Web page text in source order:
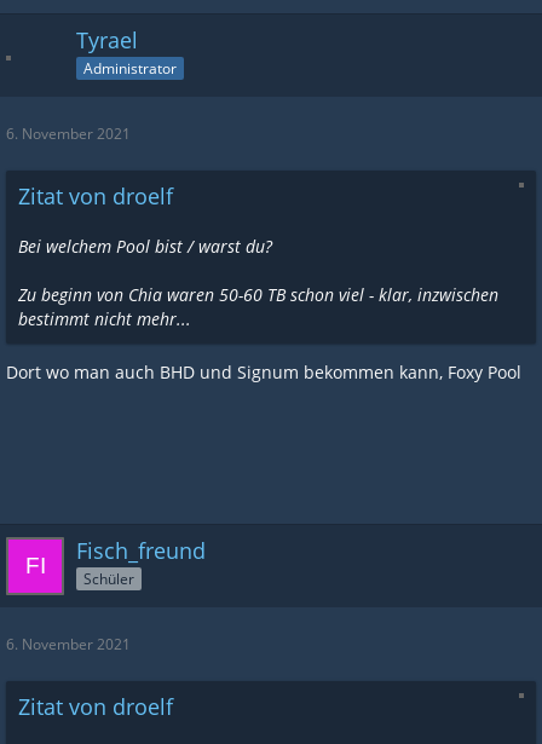
Tyrael
Administrator
6. November 2021
Zitat von droelf
Bei welchem Pool bist / warst du?
Zu beginn von Chia waren 50-60 TB schon viel - klar, inzwischen
bestimmt nicht mehr...
Dort wo man auch BHD und Signum bekommen kann, Foxy Pool
Fisch_freund
Schüler
6. November 2021
Zitat von droelf